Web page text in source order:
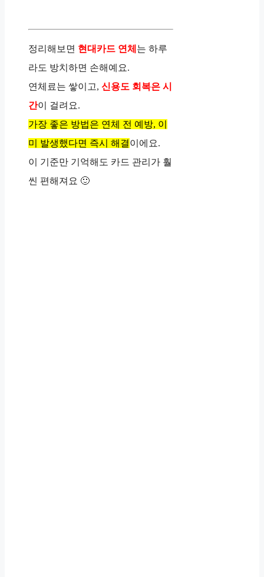
정리해보면 현대카드 연체 는 하루
라도 방치하면 손해예요.
연체료는 쌓이고, 신용도 회복은 시
간이 걸려요.
가장 좋은 방법은 연체 전 예방, 이
미 발생했다면 즉시 해결이에요.
이 기준만 기억해도 카드 관리가 훨
씬 편해져요 🙂